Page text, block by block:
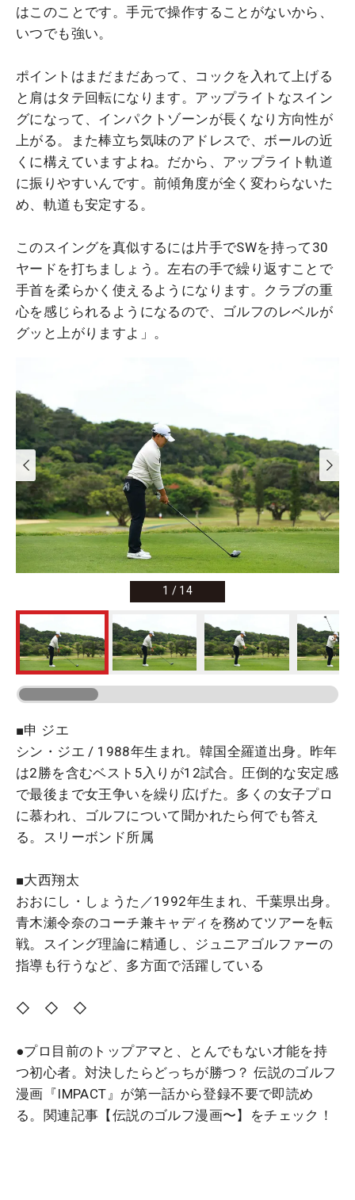
はこのことです。手元で操作することがないから、
いつでも強い。
ポイントはまだまだあって、コックを入れて上げる
と肩はタテ回転になります。アップライトなスイン
グになって、インパクトゾーンが長くなり方向性が
上がる。また棒立ち気味のアドレスで、ボールの近
くに構えていますよね。だから、アップライト軌道
に振りやすいんです。前傾角度が全く変わらないた
め、軌道も安定する。
このスイングを真似するには片手でSWを持って30
ヤードを打ちましょう。左右の手で繰り返すことで
手首を柔らかく使えるようになります。クラブの重
心を感じられるようになるので、ゴルフのレベルが
グッと上がりますよ」。
1 / 14
■申 ジエ
シン・ジエ / 1988年生まれ。韓国全羅道出身。昨年
は2勝を含むベスト5入りが12試合。圧倒的な安定感
で最後まで女王争いを繰り広げた。多くの女子プロ
に慕われ、ゴルフについて聞かれたら何でも答え
る。スリーボンド所属
■大西翔太
おおにし・しょうた／1992年生まれ、千葉県出身。
青木瀬令奈のコーチ兼キャディを務めてツアーを転
戦。スイング理論に精通し、ジュニアゴルファーの
指導も行うなど、多方面で活躍している
◇ ◇ ◇
●プロ目前のトップアマと、とんでもない才能を持
つ初心者。対決したらどっちが勝つ？ 伝説のゴルフ
漫画『IMPACT』が第一話から登録不要で即読め
る。関連記事【伝説のゴルフ漫画〜】をチェック！